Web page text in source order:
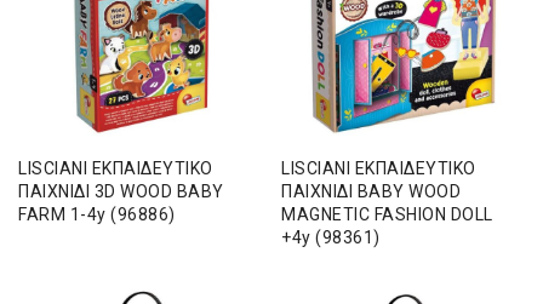
LISCIANI ΕΚΠΑΙΔΕΥΤΙΚΟ
ΠΑΙΧΝΙΔΙ 3D WOOD BABY
FARM 1-4y (96886)
LISCIANI ΕΚΠΑΙΔΕΥΤΙΚΟ
ΠΑΙΧΝΙΔΙ BABY WOOD
MAGNETIC FASHION DOLL
+4y (98361)